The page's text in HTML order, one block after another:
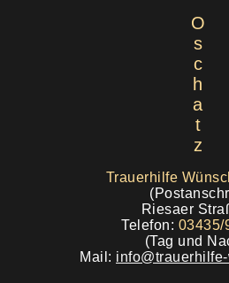
O
s
c
h
a
t
z
Trauerhilfe
Riesaer
Telefon: 03435/
(Tag und
Mail: